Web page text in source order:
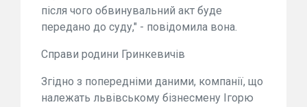
після чого обвинувальний акт буде
передано до суду," - повідомила вона.
Справи родини Гринкевичів
Згідно з попередніми даними, компанії, що
належать львівському бізнесмену Ігорю